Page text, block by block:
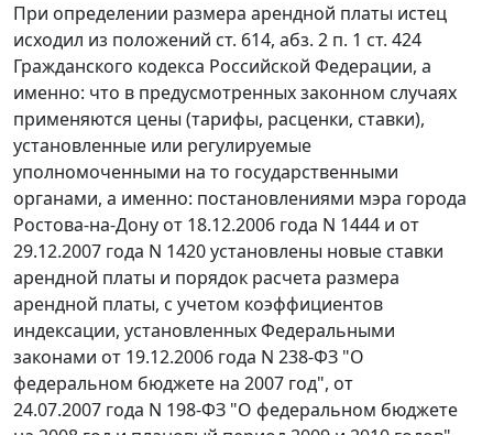
При определении размера арендной платы истец
исходил из положений ст. 614, абз. 2 п. 1 ст. 424
Гражданского кодекса Российской Федерации, а
именно: что в предусмотренных законном случаях
применяются цены (тарифы, расценки, ставки),
установленные или регулируемые
уполномоченными на то государственными
органами, а именно: постановлениями мэра города
Ростова-на-Дону от 18.12.2006 года N 1444 и от
29.12.2007 года N 1420установлены новые ставки
арендной платы и порядок расчета размера
арендной платы, с учетом коэффициентов
индексации, установленных Федеральными
законами от 19.12.2006 года N 238-ФЗ "О
федеральном бюджете на 2007 год", от
24.07.2007 года N 198-ФЗ "О федеральном бюджете